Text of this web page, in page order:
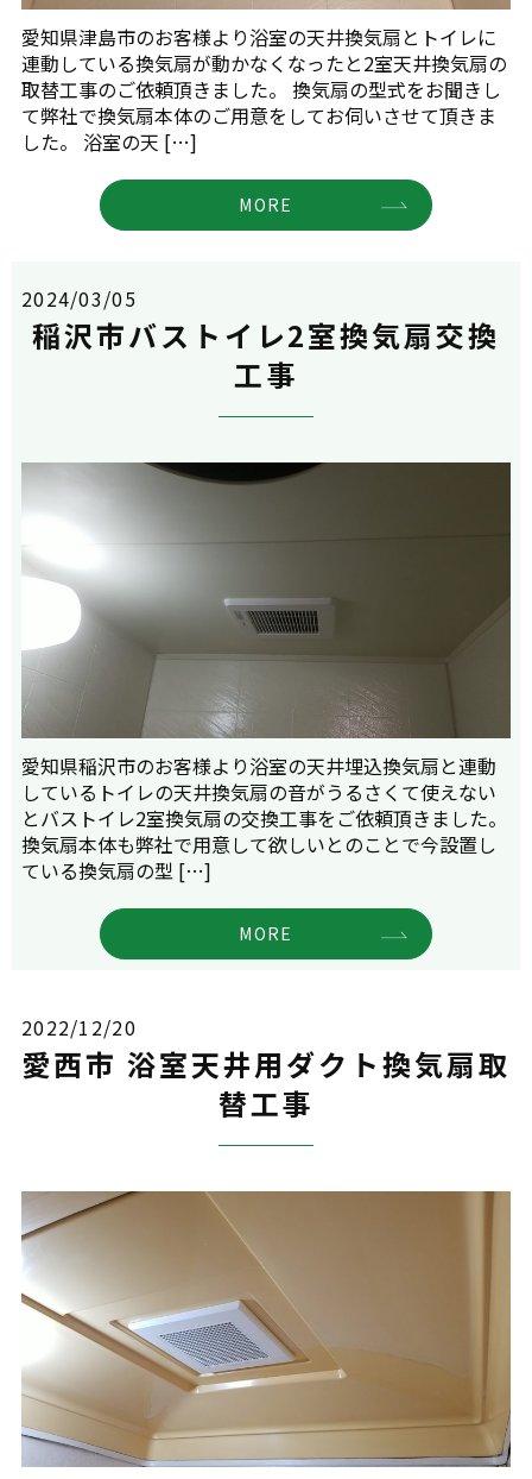
愛知県津島市のお客様より浴室の天井換気扇とトイレに
連動している換気扇が動かなくなったと2室天井換気扇の
取替工事のご依頼頂きました。 換気扇の型式をお聞きし
て弊社で換気扇本体のご用意をしてお伺いさせて頂きま
した。 浴室の天 […]
MORE
2024/03/05
稲沢市バストイレ2室換気扇交換
工事
愛知県稲沢市のお客様より浴室の天井埋込換気扇と連動
しているトイレの天井換気扇の音がうるさくて使えない
とバストイレ2室換気扇の交換工事をご依頼頂きました。
換気扇本体も弊社で用意して欲しいとのことで今設置し
ている換気扇の型 […]
MORE
2022/12/20
愛西市 浴室天井用ダクト換気扇取
替工事